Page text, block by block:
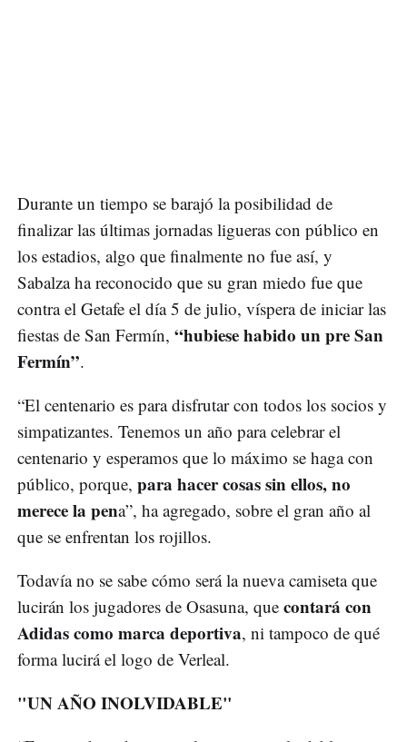
Durante un tiempo se barajó la posibilidad de
finalizar las últimas jornadas ligueras con público en
los estadios, algo que finalmente no fue así, y
Sabalza ha reconocido que su gran miedo fue que
contra el Getafe el día 5 de julio, víspera de iniciar las
fiestas de San Fermín, “hubiese habido un pre San
Fermín”.
“El centenario es para disfrutar con todos los socios y
simpatizantes. Tenemos un año para celebrar el
centenario y esperamos que lo máximo se haga con
público, porque, para hacer cosas sin ellos, no
merece la pena”, ha agregado, sobre el gran año al
que se enfrentan los rojillos.
Todavía no se sabe cómo será la nueva camiseta que
lucirán los jugadores de Osasuna, que contará con
Adidas como marca deportiva, ni tampoco de qué
forma lucirá el logo de Verleal.
"UN AÑO INOLVIDABLE"